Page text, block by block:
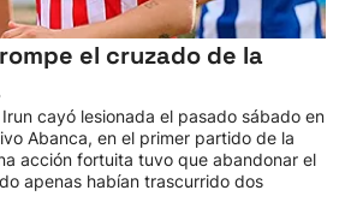
el cruzado de la
cayó lesionada el pasado sábado en
Abanca, en el primer partido de la
acción fortuita tuvo que abandonar el
apenas habían trascurrido dos